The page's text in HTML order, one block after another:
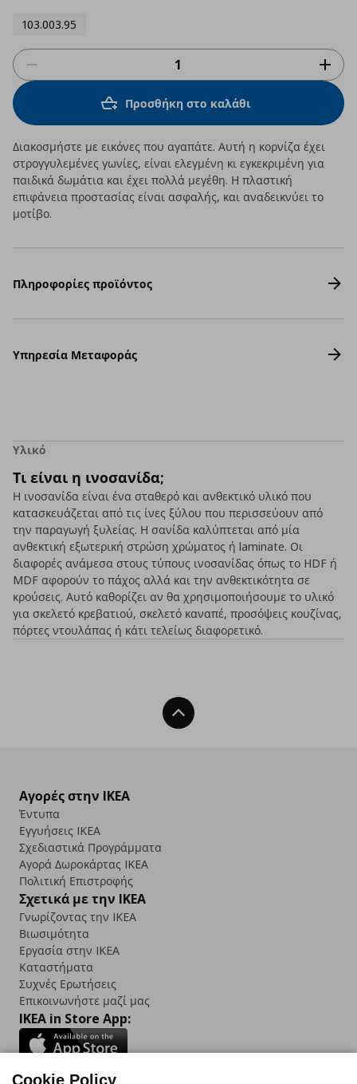
103.003.95
Προσθήκη στο καλάθι
Διακοσμήστε με εικόνες που αγαπάτε. Αυτή η κορνίζα έχει
στρογγυλεμένες γωνίες, είναι ελεγμένη κι εγκεκριμένη για
παιδικά δωμάτια και έχει πολλά μεγέθη. Η πλαστική
επιφάνεια προστασίας είναι ασφαλής, και αναδεικνύει το
μοτίβο.
Πληροφορίες προϊόντος
Υπηρεσία Μεταφοράς
Υλικό
Τι είναι η ινοσανίδα;
Η ινοσανίδα είναι ένα σταθερό και ανθεκτικό υλικό που
κατασκευάζεται από τις ίνες ξύλου που περισσεύουν από
την παραγωγή ξυλείας. Η σανίδα καλύπτεται από μία
ανθεκτική εξωτερική στρώση χρώματος ή laminate. Οι
διαφορές ανάμεσα στους τύπους ινοσανίδας όπως το HDF ή
MDF αφορούν το πάχος αλλά και την ανθεκτικότητα σε
κρούσεις. Αυτό καθορίζει αν θα χρησιμοποιήσουμε το υλικό
για σκελετό κρεβατιού, σκελετό καναπέ, προσόψεις κουζίνας,
πόρτες ντουλάπας ή κάτι τελείως διαφορετικό.
Back To Top
Αγορές στην IKEA
Έντυπα
Εγγυήσεις IKEA
Σχεδιαστικά Προγράμματα
Αγορά Δωρoκάρτας IKEA
Πολιτική Επιστροφής
Σχετικά με την IKEA
Γνωρίζοντας την IKEA
Βιωσιμότητα
Εργασία στην IKEA
Καταστήματα
Συχνές Ερωτήσεις
Επικοινωνήστε μαζί μας
IKEA in Store App:
Cookie Policy